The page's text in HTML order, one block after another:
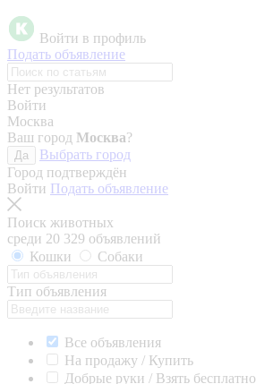
Войти в профиль
Подать объявление
Нет результатов
Войти
Москва
Ваш город Москва?
Да
Выбрать город
Город подтверждён
Войти Подать объявление
Поиск животных
среди 20 329 объявлений
Кошки
Собаки
Тип объявления
Все объявления
На продажу / Купить
Добрые руки / Взять бесплатно